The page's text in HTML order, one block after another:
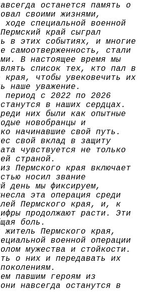
останется память о
своими жизнями,
специальной военной
край сыграл
в этих событиях, и многие
самоотверженность, стали
В настоящее время мы
список тех, кто пал в
края, чтобы увековечить их
наше уважение.
период с 2022 по 2026
в наших сердцах.
них были как опытные
новобранцы и
начинавшие свой путь.
свой вклад в защиту
чувствуется не только
страной.
Пермского края включает
носил звание
день мы фиксируем,
эта операция среди
Пермского края, и, к
продолжают расти. Эти
боль.
житель Пермского края,
военной операции
мужества и стойкости.
о них и передавать их
павшим героям из
навсегда останутся в